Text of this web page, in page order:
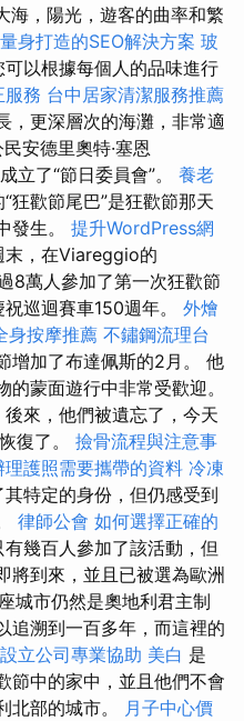
海，陽光，遊客的曲率和繁
身打造的SEO解決方案 玻
以根據每個人的品味進行
服務 台中居家清潔服務推薦
，更深層次的海灘，非常適
安德里奧特·塞恩
立了“節日委員會”。 養老
狂歡節尾巴”是狂歡節那天
發生。 提升WordPress網
末，在Viareggio的
8萬人參加了第一次狂歡節
巡迴賽車150週年。 外燴
身按摩推薦 不鏽鋼流理台
增加了布達佩斯的2月。 他
蒙面遊行中非常受歡迎。
後來，他們被遺忘了，今天
復了。 撿骨流程與注意事
理護照需要攜帶的資料 冷凍
特定的身份，但仍感受到
律師公會 如何選擇正確的
幾百人參加了該活動，但
將到來，並且已被選為歐洲
城市仍然是奧地利君主制
追溯到一百多年，而這裡的
立公司專業協助 美白 是
節中的家中，並且他們不會
北部的城市。
月子中心價